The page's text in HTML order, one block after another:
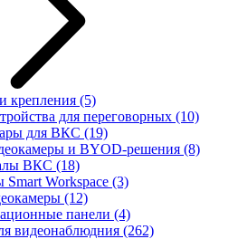
крепления (5)
для переговорных (10)
для ВКС (19)
и BYOD-решения (8)
ВКС (18)
Workspace (3)
(12)
панели (4)
видеонаблюдния (262)